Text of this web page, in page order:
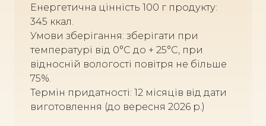
Енергетична цінність 100 г продукту:
345 ккал.
Умови зберігання: зберігати при
температурі від 0°С до + 25°С, при
відносній вологості повітря не більше
75%.
Термін придатності: 12 місяців від дати
виготовлення (до вересня 2026 р.)